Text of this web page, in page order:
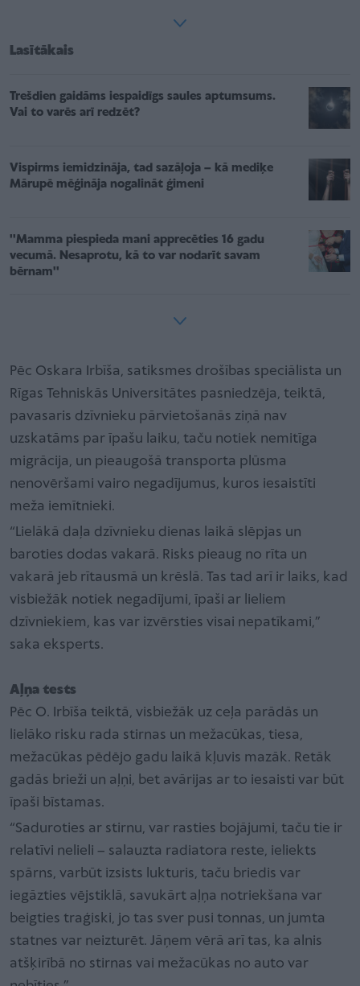
Lasītākais
Trešdien gaidāms iespaidīgs saules aptumsums.
Vai to varēs arī redzēt?
Vispirms iemidzināja, tad sazāļoja – kā mediķe
Mārupē mēģināja nogalināt ģimeni
''Mamma piespieda mani apprecēties 16 gadu
vecumā. Nesaprotu, kā to var nodarīt savam
bērnam''
Pēc Oskara Irbīša, satiksmes drošības speciālista un
Rīgas Tehniskās Universitātes pasniedzēja, teiktā,
pavasaris dzīvnieku pārvietošanās ziņā nav
uzskatāms par īpašu laiku, taču notiek nemitīga
migrācija, un pieaugošā transporta plūsma
nenovēršami vairo negadījumus, kuros iesaistīti
meža iemītnieki.
“Lielākā daļa dzīvnieku dienas laikā slēpjas un
baroties dodas vakarā. Risks pieaug no rīta un
vakarā jeb rītausmā un krēslā. Tas tad arī ir laiks, kad
visbiežāk notiek negadījumi, īpaši ar lieliem
dzīvniekiem, kas var izvērsties visai nepatīkami,”
saka eksperts.
Aļņa tests
Pēc O. Irbīša teiktā, visbiežāk uz ceļa parādās un
lielāko risku rada stirnas un mežacūkas, tiesa,
mežacūkas pēdējo gadu laikā kļuvis mazāk. Retāk
gadās brieži un aļņi, bet avārijas ar to iesaisti var būt
īpaši bīstamas.
“Saduroties ar stirnu, var rasties bojājumi, taču tie ir
relatīvi nelieli – salauzta radiatora reste, ieliekts
spārns, varbūt izsists lukturis, taču briedis var
iegāzties vējstiklā, savukārt aļņa notriekšana var
beigties traģiski, jo tas sver pusi tonnas, un jumta
statnes var neizturēt. Jāņem vērā arī tas, ka alnis
atšķirībā no stirnas vai mežacūkas no auto var